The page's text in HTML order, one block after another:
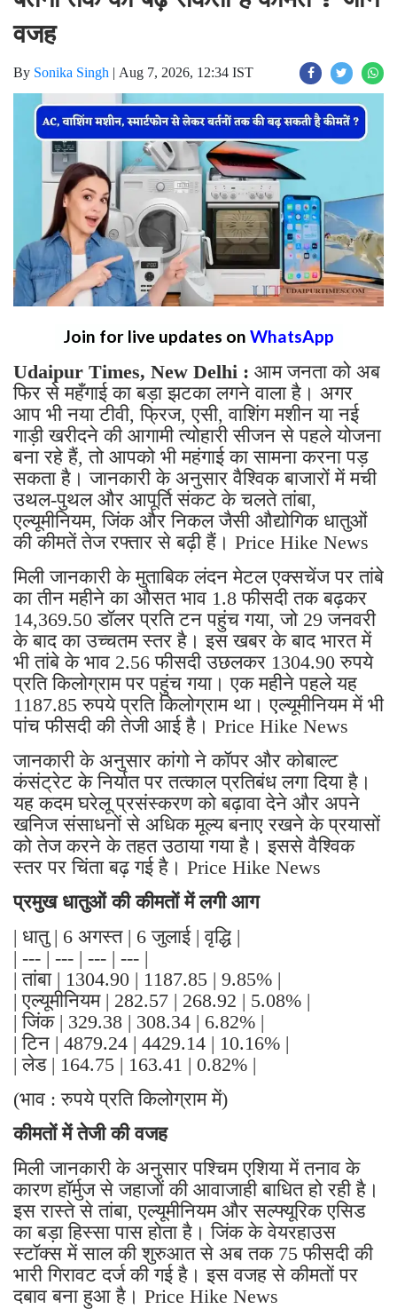
वजह
By Sonika Singh | Aug 7, 2026, 12:34 IST
Join for live updates on WhatsApp
Udaipur Times, New Delhi : आम जनता को अब
फिर से महँगाई का बड़ा झटका लगने वाला है। अगर
आप भी नया टीवी, फ्रिज, एसी, वाशिंग मशीन या नई
गाड़ी खरीदने की आगामी त्योहारी सीजन से पहले योजना
बना रहे हैं, तो आपको भी महंगाई का सामना करना पड़
सकता है। जानकारी के अनुसार वैश्विक बाजारों में मची
उथल-पुथल और आपूर्ति संकट के चलते तांबा,
एल्यूमीनियम, जिंक और निकल जैसी औद्योगिक धातुओं
की कीमतें तेज रफ्तार से बढ़ी हैं। Price Hike News
मिली जानकारी के मुताबिक लंदन मेटल एक्सचेंज पर तांबे
का तीन महीने का औसत भाव 1.8 फीसदी तक बढ़कर
14,369.50 डॉलर प्रति टन पहुंच गया, जो 29 जनवरी
के बाद का उच्चतम स्तर है। इस खबर के बाद भारत में
भी तांबे के भाव 2.56 फीसदी उछलकर 1304.90 रुपये
प्रति किलोग्राम पर पहुंच गया। एक महीने पहले यह
1187.85 रुपये प्रति किलोग्राम था। एल्यूमीनियम में भी
पांच फीसदी की तेजी आई है। Price Hike News
जानकारी के अनुसार कांगो ने कॉपर और कोबाल्ट
कंसंट्रेट के निर्यात पर तत्काल प्रतिबंध लगा दिया है।
यह कदम घरेलू प्रसंस्करण को बढ़ावा देने और अपने
खनिज संसाधनों से अधिक मूल्य बनाए रखने के प्रयासों
को तेज करने के तहत उठाया गया है। इससे वैश्विक
स्तर पर चिंता बढ़ गई है। Price Hike News
प्रमुख धातुओं की कीमतों में लगी आग
| धातु | 6 अगस्त | 6 जुलाई | वृद्धि |
| --- | --- | --- | --- |
| तांबा | 1304.90 | 1187.85 | 9.85% |
| एल्यूमीनियम | 282.57 | 268.92 | 5.08% |
| जिंक | 329.38 | 308.34 | 6.82% |
| टिन | 4879.24 | 4429.14 | 10.16% |
| लेड | 164.75 | 163.41 | 0.82% |
(भाव : रुपये प्रति किलोग्राम में)
कीमतों में तेजी की वजह
मिली जानकारी के अनुसार पश्चिम एशिया में तनाव के
कारण हॉर्मुज से जहाजों की आवाजाही बाधित हो रही है।
इस रास्ते से तांबा, एल्यूमीनियम और सल्फ्यूरिक एसिड
का बड़ा हिस्सा पास होता है। जिंक के वेयरहाउस
स्टॉक्स में साल की शुरुआत से अब तक 75 फीसदी की
भारी गिरावट दर्ज की गई है। इस वजह से कीमतों पर
दबाव बना हुआ है। Price Hike News